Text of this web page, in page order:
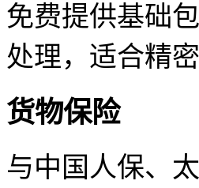
免费提供基础
处理，适合精
货物保险
与中国人保、